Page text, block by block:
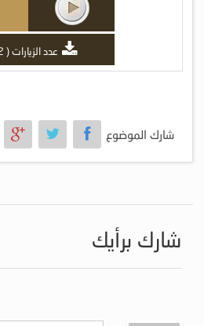
عدد الزيارات ( 632 )
شارك الموضوع
شارك برأيك